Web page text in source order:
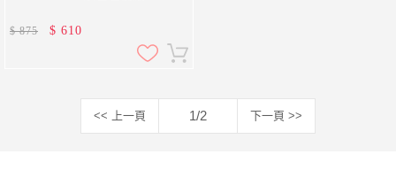
$875 $ 610
<< 上一頁 1/2 下一頁 >>